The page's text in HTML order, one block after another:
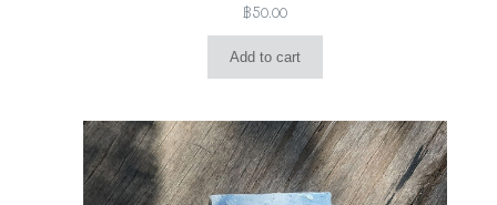
฿50.00
Add to cart